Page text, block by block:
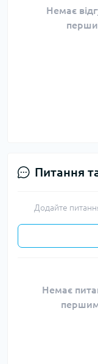
Немає
Питання
Додайте
Немає
першим